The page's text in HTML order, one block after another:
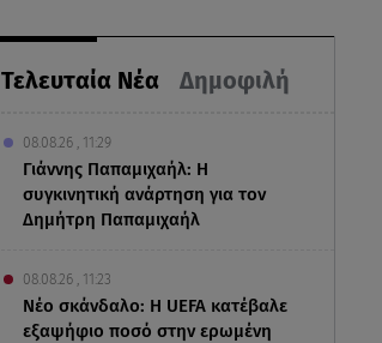
Τελευταία Νέα Δημοφιλή
08.08.26 , 11:29
Γιάννης Παπαμιχαήλ: Η
συγκινητική ανάρτηση για τον
Δημήτρη Παπαμιχαήλ
08.08.26 , 11:23
Νέο σκάνδαλο: Η UEFA κατέβαλε
εξαψήφιο ποσό στην ερωμένη